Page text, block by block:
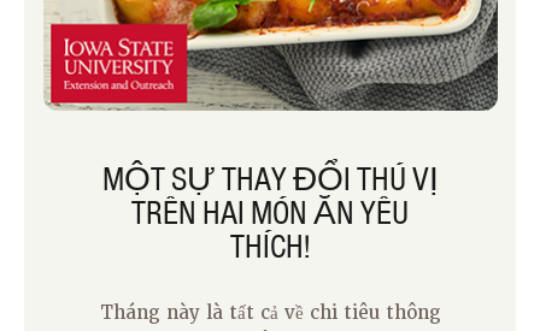
MỘT SỰ THAY ĐỔI THÚ VỊ
TRÊN HAI MÓN ĂN YÊU
THÍCH!
Tháng này là tất cả về chi tiêu thông